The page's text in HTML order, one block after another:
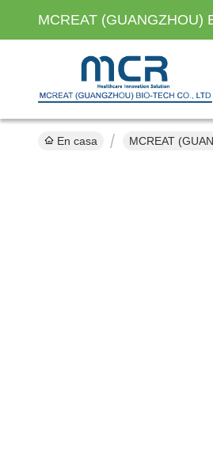
MCREAT (GUANGZHOU)
En casa MCREAT